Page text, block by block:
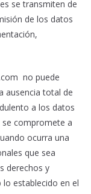
se transmiten de
de los datos
no puede
ausencia total de
a los datos
compromete a
ocurra una
que sea
derechos y
lo establecido en el